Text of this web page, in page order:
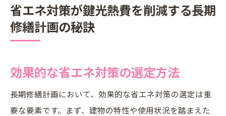
省エネ対策が鍵光熱費を削減する長期
修繕計画の秘訣
効果的な省エネ対策の選定方法
長期修繕計画において、効果的な省エネ対策の選定は重
要な要素です。まず、建物の特性や使用状況を踏まえた